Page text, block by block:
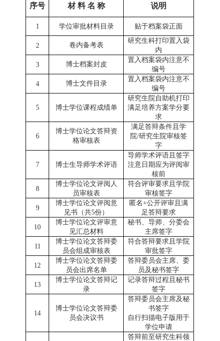
序号 材 料 名 称 说明
1 学位审批材料目录 贴于档案袋正面
2 卷内备考表
研究生科打印置入袋
内
3
博士档案封皮
置入档案袋内注意不
编号
4
博士文件目录
置入档案袋内注意不
编号
5 博士学位课程成绩单
研究生院自助机打印
满足培养方案学分要
求
6
博士学位论文答辩资
格审核表
满足答辩条件 且学
院/研究生院审核签
字
7 博士生导师学术评语
导师学术评语 且签字
注意日期应为评阅审
核前
8
博士学位论文评阅人
员审核表
符合评审要求且学院
审核签字
9
博士学位论文评阅意
见书（共5份）
匿名+公开评审 且满
足答辩要求
10
博士学位论文评审意
见汇总材料
秘书、导师 、分委会
主席签字
11
博士学位论文答辩委
员会组成审核表
符合答辩要求且学院
审批签字
1 2
博士学位论文答辩委
员会出席名单
答辩委员会主席、委
员及秘书签字
13
博士学位论文答辩记
录
记录答辩过程且秘书
签字
14
博士学位论文答辩委
员会决议书
答辩委员会主席及秘
书签字
自行扫描电子版 用于
学位申请
答辩前至研究生科领